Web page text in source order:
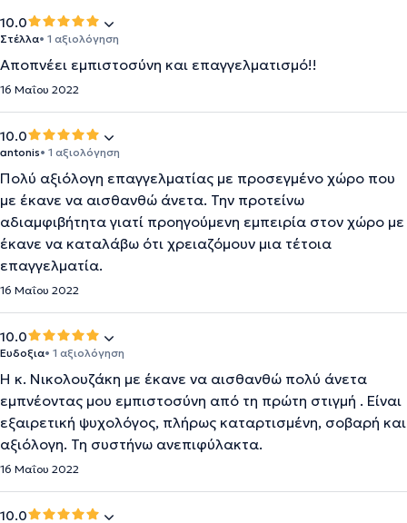
10.0
Στέλλα• 1 αξιολόγηση
Αποπνέει εμπιστοσύνη και επαγγελματισμό!!
16 Μαΐου 2022
10.0
antonis• 1 αξιολόγηση
Πολύ αξιόλογη επαγγελματίας με προσεγμένο χώρο που
με έκανε να αισθανθώ άνετα. Την προτείνω
αδιαμφιβήτητα γιατί προηγούμενη εμπειρία στον χώρο με
έκανε να καταλάβω ότι χρειαζόμουν μια τέτοια
επαγγελματία.
16 Μαΐου 2022
10.0
Ευδοξια• 1 αξιολόγηση
Η κ. Νικολουζάκη με έκανε να αισθανθώ πολύ άνετα
εμπνέοντας μου εμπιστοσύνη από τη πρώτη στιγμή . Είναι
εξαιρετική ψυχολόγος, πλήρως καταρτισμένη, σοβαρή και
αξιόλογη. Τη συστήνω ανεπιφύλακτα.
16 Μαΐου 2022
10.0